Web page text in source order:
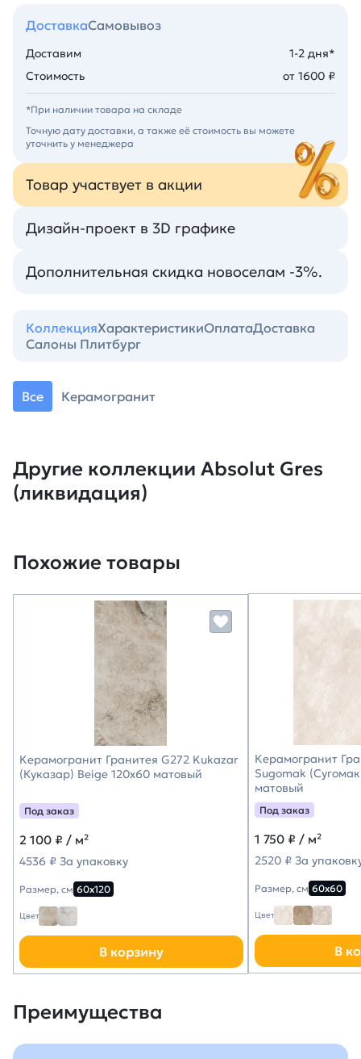
ДоставкаСамовывоз
Доставим
1-2 дня*
Стоимость
от 1600 ₽
*При наличии товара на складе
Точную дату доставки, а также её стоимость вы можете
уточнить у менеджера
Товар участвует в акции
Дизайн-проект в 3D графике
Дополнительная скидка новоселам -3%.
КоллекцияХарактеристикиОплатаДоставка
Салоны Плитбург
Все Керамогранит
Другие коллекции Absolut Gres
(ликвидация)
Похожие товары
Керамогранит Гранитея G272 Kukazar
(Куказар) Beige 120х60 матовый
Под заказ
2 100 ₽ / м²
4536 ₽ За упаковку
Размер, см 60х120
Цвет
В корзину
Керамогранит
Sugomak
матовый
Под заказ
1 750 ₽ / м²
2520 ₽ За
Размер, см 60х60
Цвет
В
Преимущества